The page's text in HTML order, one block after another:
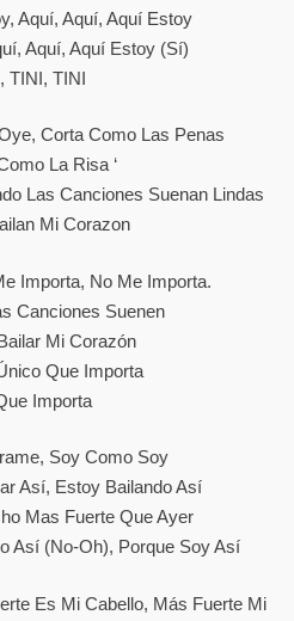
Aquí, Aquí, Aquí Estoy
Aquí, Aquí Estoy (sí)
TINI, TINI
Corta Como Las Penas
La Risa ‘
Las Canciones Suenan Lindas
Mi Corazon
Importa, No Me Importa.
Canciones Suenen
Mi Corazón
Que Importa
Importa
Soy Como Soy
Así, Estoy Bailando Así
Mas Fuerte Que Ayer
Así (No-Oh), Porque Soy Así
Es Mi Cabello, Más Fuerte Mi